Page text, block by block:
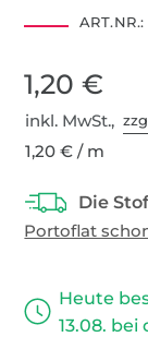
ART.NR.:
1,20 €
inkl. MwSt.,
1,20 € / m
Heute
13.08. bei